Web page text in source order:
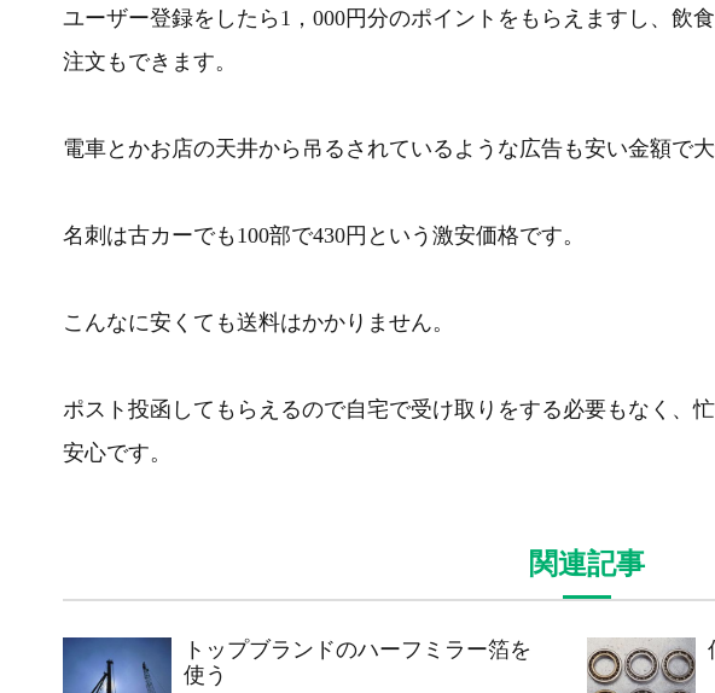
ユーザー登録をしたら1，000円分のポイントをもらえますし、飲
注文もできます。
電車とかお店の天井から吊るされているような広告も安い金額で大
名刺は古カーでも100部で430円という激安価格です。
こんなに安くても送料はかかりません。
ポスト投函してもらえるので自宅で受け取りをする必要もなく、
安心です。
関連記事
トップブランドのハーフミラー箔を
使う